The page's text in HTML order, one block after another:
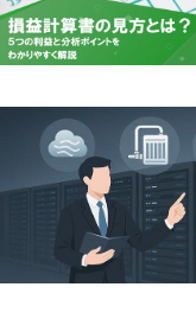
「サーバー冷却の基